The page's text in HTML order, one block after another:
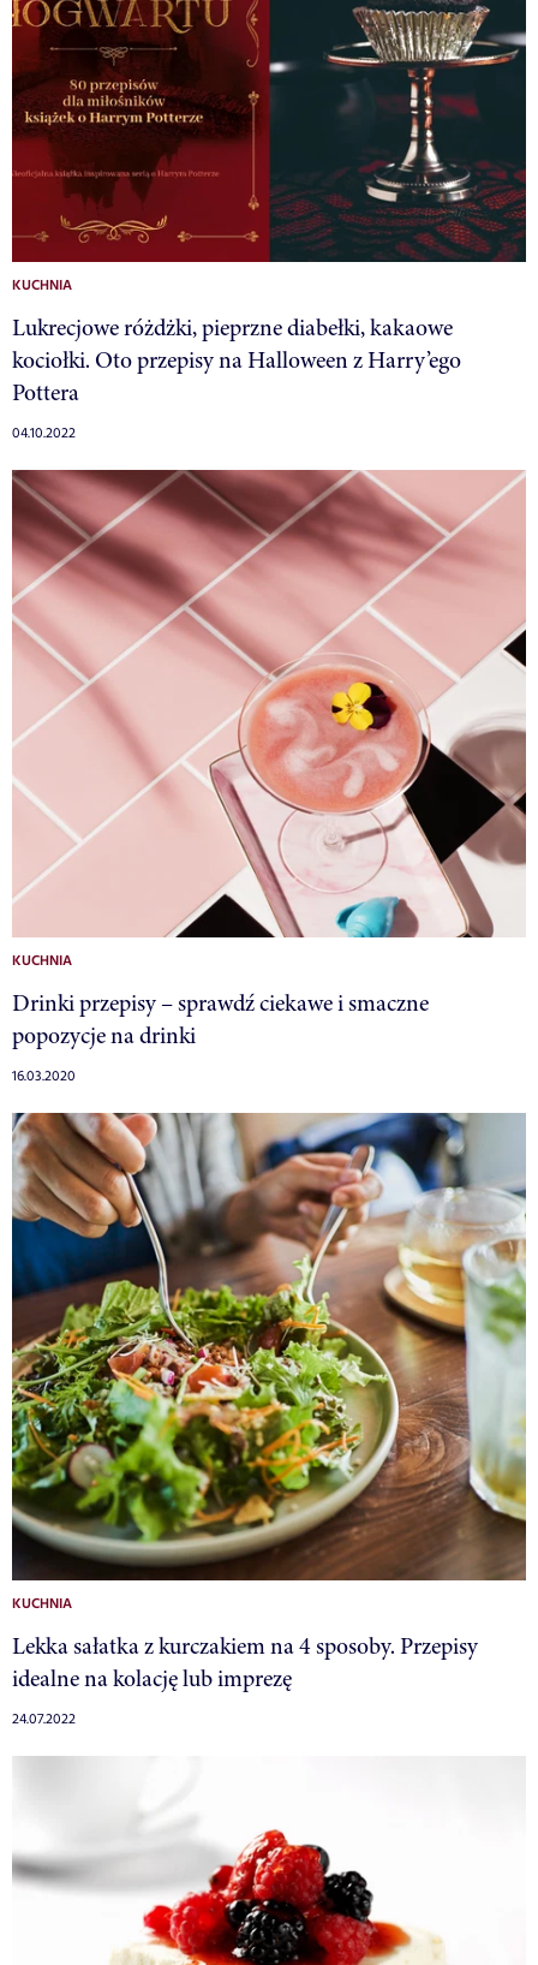
KUCHNIA
Lukrecjowe różdżki, pieprzne diabełki, kakaowe
kociołki. Oto przepisy na Halloween z Harry’ego
Pottera
04.10.2022
KUCHNIA
Drinki przepisy – sprawdź ciekawe i smaczne
popozycje na drinki
16.03.2020
KUCHNIA
Lekka sałatka z kurczakiem na 4 sposoby. Przepisy
idealne na kolację lub imprezę
24.07.2022